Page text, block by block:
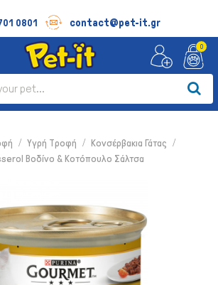
0801 contact@pet-it.gr
0
Υγρή Τροφή
Κονσέρβακια Γάτας
Βοδίνο & Κοτόπουλο Σάλτσα